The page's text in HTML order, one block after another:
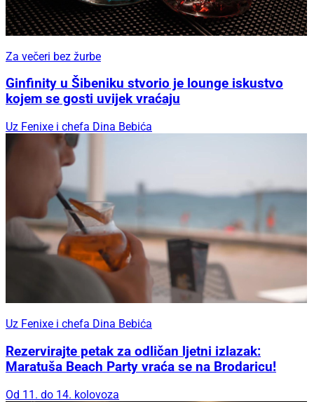
Za večeri bez žurbe
Ginfinity u Šibeniku stvorio je lounge iskustvo
kojem se gosti uvijek vraćaju
Uz Fenixe i chefa Dina Bebića
Uz Fenixe i chefa Dina Bebića
Rezervirajte petak za odličan ljetni izlazak:
Maratuša Beach Party vraća se na Brodaricu!
Od 11. do 14. kolovoza